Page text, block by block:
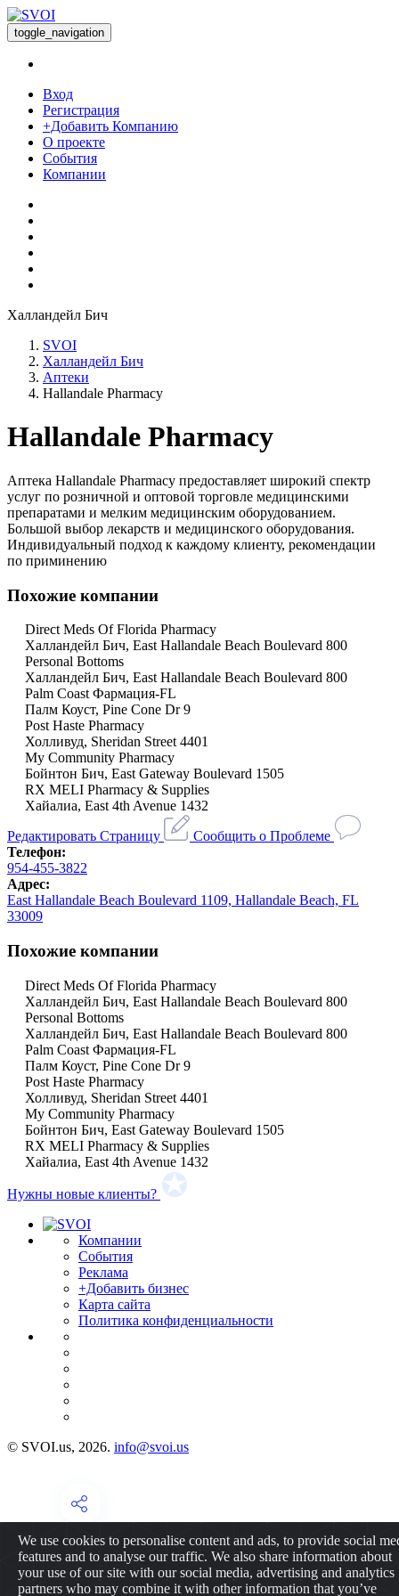
toggle_navigation
Вход
Регистрация
+Добавить Компанию
О проекте
События
Компании
Халландейл Бич
SVOI
Халландейл Бич
Аптеки
Hallandale Pharmacy
Hallandale Pharmacy
Аптека Hallandale Pharmacy предоставляет широкий спектр
услуг по розничной и оптовой торговле медицинскими
препаратами и мелким медицинским оборудованием.
Большой выбор лекарств и медицинского оборудования.
Индивидуальный подход к каждому клиенту, рекомендации
по приминению
Похожие компании
Direct Meds Of Florida Pharmacy
Халландейл Бич, East Hallandale Beach Boulevard 800
Personal Bottoms
Халландейл Бич, East Hallandale Beach Boulevard 800
Palm Coast Фармация-FL
Палм Коуст, Pine Cone Dr 9
Post Haste Pharmacy
Холливуд, Sheridan Street 4401
My Community Pharmacy
Бойнтон Бич, East Gateway Boulevard 1505
RX MELI Pharmacy & Supplies
Хайалиа, East 4th Avenue 1432
Редактировать Страницу
Сообщить о Проблеме
Телефон:
954-455-3822
Адрес:
East Hallandale Beach Boulevard 1109, Hallandale Beach, FL
33009
Похожие компании
Direct Meds Of Florida Pharmacy
Халландейл Бич, East Hallandale Beach Boulevard 800
Personal Bottoms
Халландейл Бич, East Hallandale Beach Boulevard 800
Palm Coast Фармация-FL
Палм Коуст, Pine Cone Dr 9
Post Haste Pharmacy
Холливуд, Sheridan Street 4401
My Community Pharmacy
Бойнтон Бич, East Gateway Boulevard 1505
RX MELI Pharmacy & Supplies
Хайалиа, East 4th Avenue 1432
Нужны новые клиенты?
Компании
События
Реклама
+Добавить бизнес
Карта сайта
Политика конфиденциальности
© SVOI.us, 2026. info@svoi.us
We use cookies to personalise content and ads, to provide social
features and to analyse our traffic. We also share information about
your use of our site with our social media, advertising and analytics
partners who may combine it with other information that you’ve